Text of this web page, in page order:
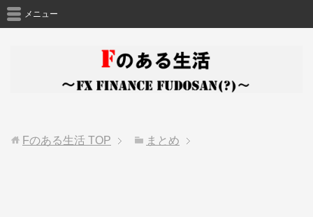
メニュー
Fのある生活 TOP まとめ